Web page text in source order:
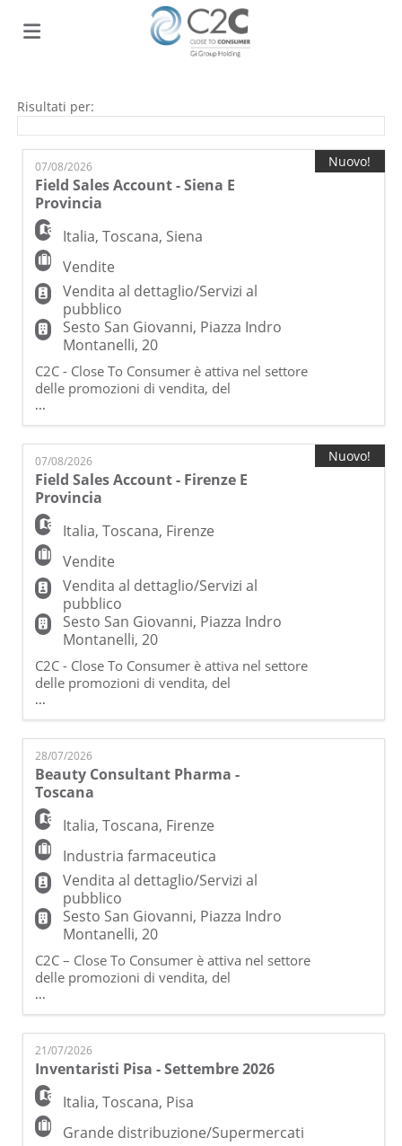
Offerte
lavoro
il
CV
Login
Risultati per:
07/08/2026
Field Sales Account - Siena E
Provincia
Italia,Toscana, Siena
Vendite
Vendita al dettaglio/Servizi al
pubblico
Sesto San Giovanni, Piazza Indro
Montanelli, 20
C2C - Close To Consumer è attiva nel settore
delle promozioni di vendita, del
merchandising e dell'organizzazione di
eventi ed è una società di Gi Group, prima
Agenzia per il Lavoro Italiana con oltre 200
filiali sul territorio nazionale e più di 1800
professionisti nel settore delle Risorse
Umane. Cerchiamo Field Sales Account
dinamici, comuni
...
Nuovo!
07/08/2026
Field Sales Account - Firenze E
Provincia
Italia,Toscana, Firenze
Vendite
Vendita al dettaglio/Servizi al
pubblico
Sesto San Giovanni, Piazza Indro
Montanelli, 20
C2C - Close To Consumer è attiva nel settore
delle promozioni di vendita, del
merchandising e dell'organizzazione di
eventi ed è una società di Gi Group, prima
Agenzia per il Lavoro Italiana con oltre 200
filiali sul territorio nazionale e più di 1800
professionisti nel settore delle Risorse
Umane. Cerchiamo Field Sales Account
dinamici, comuni
...
Nuovo!
28/07/2026
Beauty Consultant Pharma -
Toscana
Italia,Toscana, Firenze
Industria farmaceutica
Vendita al dettaglio/Servizi al
pubblico
Sesto San Giovanni, Piazza Indro
Montanelli, 20
C2C – Close To Consumer è attiva nel settore
delle promozioni di vendita, del
merchandising e dell'organizzazione di
eventi ed è una società di Gi Group, prima
Agenzia per il Lavoro Italiana con oltre 200
filiali sul territorio nazionale e più di 1.800
professionisti nel settore delle Risorse
Umane. Beauty Consultant |
Dermocosmesi (Canale F
...
21/07/2026
Inventaristi Pisa - Settembre 2026
Italia,Toscana, Pisa
Grande distribuzione/Supermercati